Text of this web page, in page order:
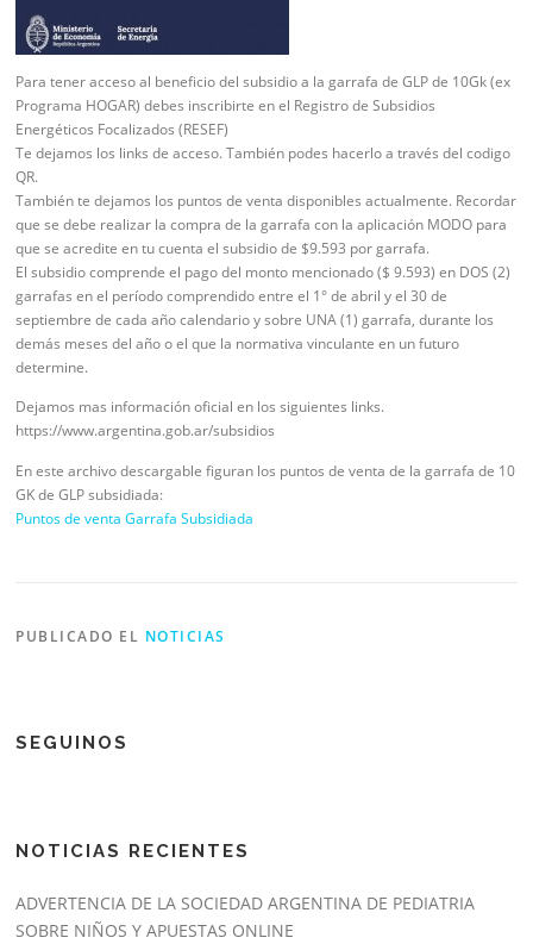
Para tener acceso al beneficio del subsidio a la garrafa de GLP de 10Gk (ex
Programa HOGAR) debes inscribirte en el Registro de Subsidios
Energéticos Focalizados (RESEF)
Te dejamos los links de acceso. También podes hacerlo a través del codigo
QR.
También te dejamos los puntos de venta disponibles actualmente. Recordar
que se debe realizar la compra de la garrafa con la aplicación MODO para
que se acredite en tu cuenta el subsidio de $9.593 por garrafa.
El subsidio comprende el pago del monto mencionado ($ 9.593) en DOS (2)
garrafas en el período comprendido entre el 1° de abril y el 30 de
septiembre de cada año calendario y sobre UNA (1) garrafa, durante los
demás meses del año o el que la normativa vinculante en un futuro
determine.
Dejamos mas información oficial en los siguientes links.
https://www.argentina.gob.ar/subsidios
En este archivo descargable figuran los puntos de venta de la garrafa de 10
GK de GLP subsidiada:
Puntos de venta Garrafa Subsidiada
PUBLICADO EL NOTICIAS
SEGUINOS
NOTICIAS RECIENTES
ADVERTENCIA DE LA SOCIEDAD ARGENTINA DE PEDIATRIA
SOBRE NIÑOS Y APUESTAS ONLINE